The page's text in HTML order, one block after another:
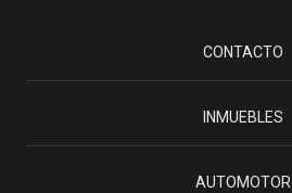
CONTACTO
INMUEBLES
AUTOMOTOR